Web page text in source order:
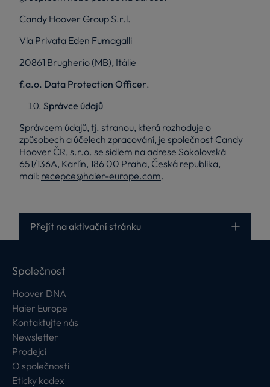
Candy Hoover Group S.r.l.
Via Privata Eden Fumagalli
20861 Brugherio (MB), Itálie
f.a.o. Data Protection Officer.
Správce údajů
Správcem údajů, tj. stranou, která rozhoduje o
způsobech a účelech zpracování, je společnost Candy
Hoover ČR, s.r.o. se sídlem na adrese Sokolovská
651/136A, Karlín, 186 00 Praha, Česká republika,
mail: recepce@haier-europe.com.
Přejít na aktivační stránku
Společnost
Hoover DNA
Haier Europe
Kontaktujte nás
Newsletter
Prodejci
O společnosti
Eticky kodex